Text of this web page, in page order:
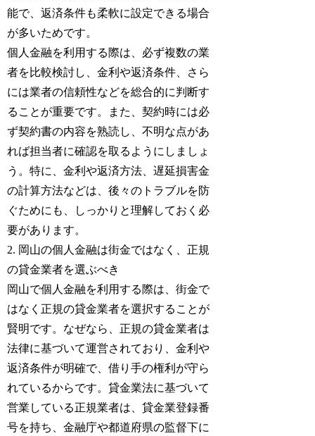
能で、返済条件も柔軟に設定できる場合
が多いためです。
個人金融を利用する際は、必ず複数の業
者を比較検討し、金利や返済条件、さら
には業者の信頼性などを総合的に判断す
ることが重要です。また、契約時には必
ず契約書の内容を熟読し、不明な点があ
れば担当者に確認を取るようにしましょ
う。特に、金利や返済方法、遅延損害金
の計算方法などは、後々のトラブルを防
ぐためにも、しっかりと理解しておく必
要があります。
2. 岡山の個人金融は街金ではなく、正規
の貸金業者を選ぶべき
岡山で個人金融を利用する際は、街金で
はなく正規の貸金業者を選択することが
賢明です。なぜなら、正規の貸金業者は
法律に基づいて運営されており、金利や
返済条件が明確で、借り手の権利が守ら
れているからです。貸金業法に基づいて
営業している正規業者は、貸金業登録番
号を持ち、金融庁や都道府県の監督下に